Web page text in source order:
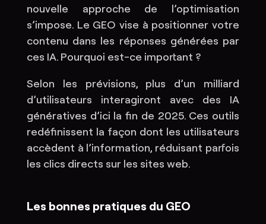
nouvelle approche de l’optimisation
s’impose. Le GEO vise à positionner votre
contenu dans les réponses générées par
ces IA. Pourquoi est-ce important ?
Selon les prévisions, plus d’un milliard
d’utilisateurs interagiront avec des IA
génératives d’ici la fin de 2025. Ces outils
redéfinissent la façon dont les utilisateurs
accèdent à l’information, réduisant parfois
les clics directs sur les sites web.
Les bonnes pratiques du GEO